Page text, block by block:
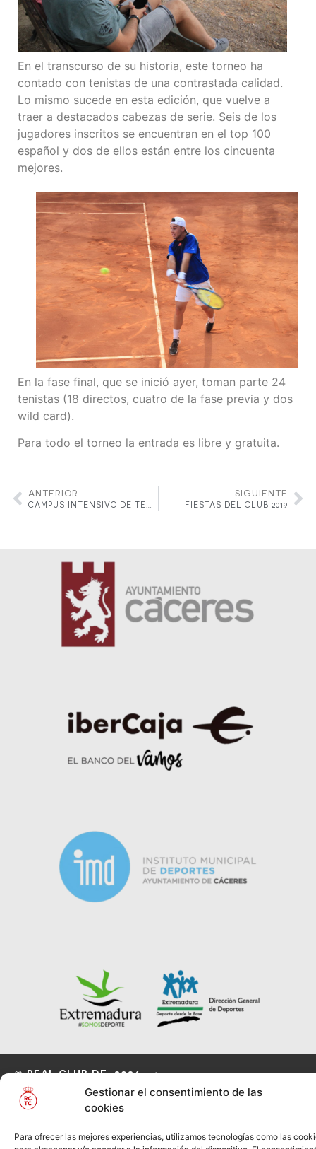
Gestionar el consentimiento de las
cookies
Para ofrecer las mejores experiencias, utilizamos tecnologías como las
En el transcurso de su historia, este torneo ha
contado con tenistas de una contrastada calidad.
Lo mismo sucede en esta edición, que vuelve a
traer a destacados cabezas de serie. Seis de los
jugadores inscritos se encuentran en el top 100
español y dos de ellos están entre los cincuenta
mejores.
En la fase final, que se inició ayer, toman parte 24
tenistas (18 directos, cuatro de la fase previa y dos
wild card).
Para todo el torneo la entrada es libre y gratuita.
ANTERIOR SIGUIENTE
FIESTAS DEL CLUB 2019
© REAL CLUB DE
TENIS
CABEZARRUBIA
2026Política de Privacidad
Información Legal Política